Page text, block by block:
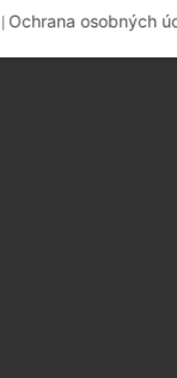
Ochrana osobných